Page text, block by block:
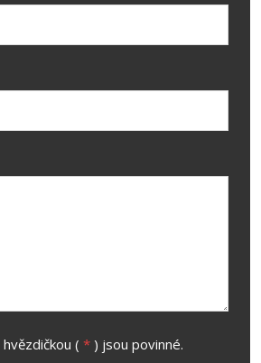
( * ) jsou povinné.